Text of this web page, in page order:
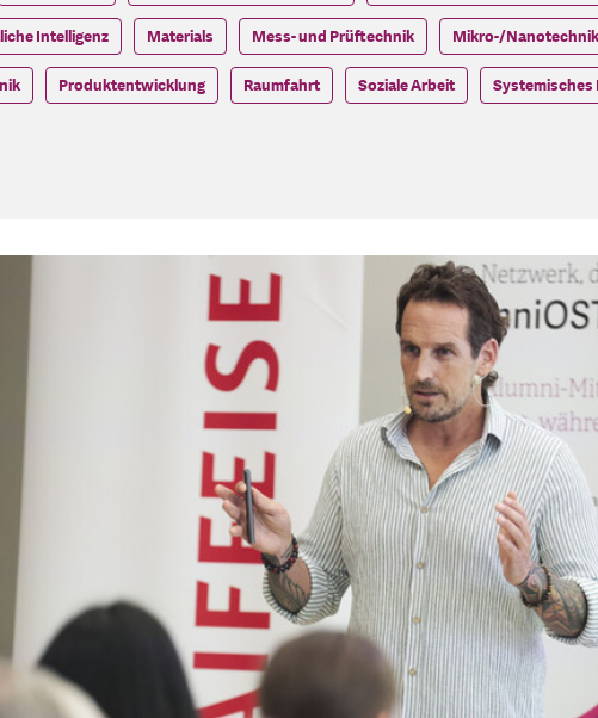
Intelligenz Materials Mess- und Prüftechnik Mikro-/Nanotechnik
Produktentwicklung Raumfahrt Soziale Arbeit Systemisches